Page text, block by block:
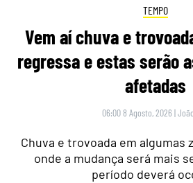
TEMPO
Vem aí chuva e
regressa e estas serão
afetadas
06:00 8 Agosto, 2026 |
Chuva e trovoada em algumas
onde a mudança será mais
período deverá